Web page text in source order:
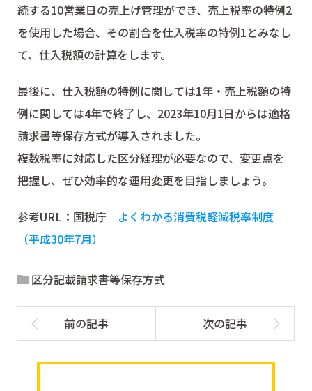
続する10営業日の売上げ管理ができ、売上税率の特例2
を使用した場合、その割合を仕入税率の特例1とみなし
て、仕入税額の計算をします。
最後に、仕入税額の特例に関しては1年・売上税額の特
例に関しては4年で終了し、2023年10月1日からは適格
請求書等保存方式が導入されました。
複数税率に対応した区分経理が必要なので、変更点を
把握し、ぜひ効率的な運用変更を目指しましょう。
参考URL：国税庁 よくわかる消費税軽減税率制度
（平成30年7月）
区分記載請求書等保存方式